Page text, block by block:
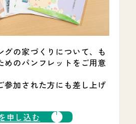
グの家づくりについて、も
めのパンフレットをご用意
参加された方にも差し上げ
申し込む